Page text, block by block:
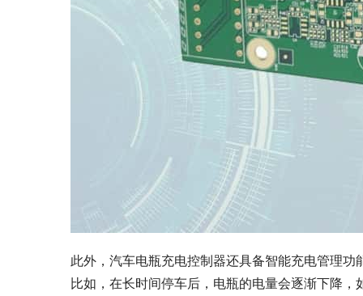
此外，汽车电瓶充电控制器还具备智能充电管理
比如，在长时间停车后，电瓶的电量会逐渐下降